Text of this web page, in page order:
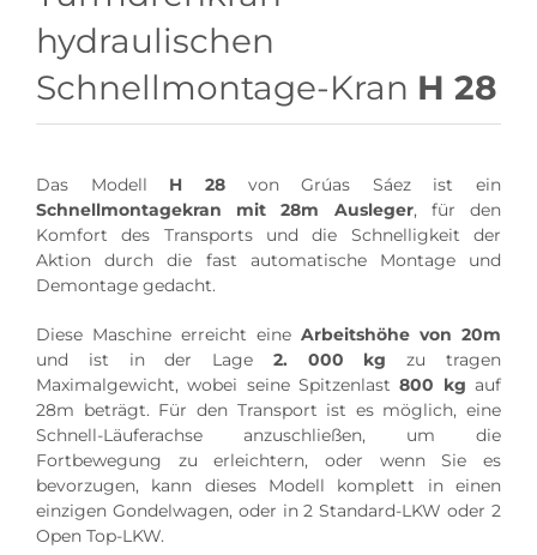
hydraulischen
Schnellmontage-Kran H 28
Das Modell H 28von Grúas Sáez ist ein
Schnellmontagekran mit 28m Ausleger, für den
Komfort des Transports und die Schnelligkeit der
Aktion durch die fast automatische Montage und
Demontage gedacht.
Diese Maschine erreicht eine Arbeitshöhe von 20m
und ist in der Lage 2. 000 kg zu tragen
Maximalgewicht, wobei seine Spitzenlast800 kg auf
28m beträgt. Für den Transport ist es möglich, eine
Schnell-Läuferachse anzuschließen, um die
Fortbewegung zu erleichtern, oder wenn Sie es
bevorzugen, kann dieses Modell komplett in einen
einzigen Gondelwagen, oder in 2 Standard-LKW oder 2
Open Top-LKW.